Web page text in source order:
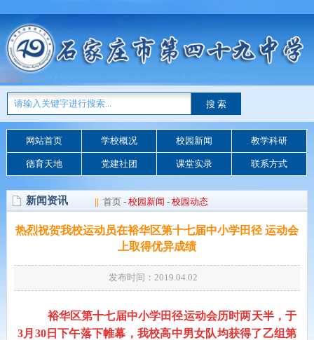
网站首页 学校概况 校园新闻 教学科研
德育天地 党建社团 课堂实录 联系方式
新闻资讯 || 首页 - 校园新闻 - 校园动态
热烈祝贺我校运动员在裕华区第十七届中小学田径 运动会
上取得优异成绩
发布时间：2019.04.02
裕华区第十七届中小学田径运动会历时两天半，于
3月 30日下午落下帷幕，我校高中男女队均获得了乙组第